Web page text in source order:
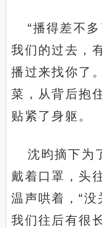
“播得差不
我们的过去，
播过来找你了
菜，从背后抱
贴紧了身躯。
沈昀摘下为
戴着口罩，头
温声哄着，“没
我们往后有很